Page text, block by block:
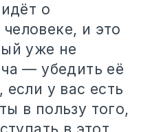
о
и это
уже не
— убедить её
у вас есть
в пользу того,